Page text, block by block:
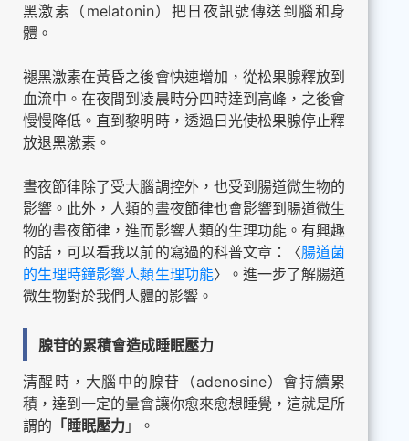
黑激素（melatonin）把日夜訊號傳送到腦和身
體。
褪黑激素在黃昏之後會快速增加，從松果腺釋放到
血流中。在夜間到凌晨時分四時達到高峰，之後會
慢慢降低。直到黎明時，透過日光使松果腺停止釋
放退黑激素。
晝夜節律除了受大腦調控外，也受到腸道微生物的
影響。此外，人類的晝夜節律也會影響到腸道微生
物的晝夜節律，進而影響人類的生理功能。有興趣
的話，可以看我以前的寫過的科普文章：〈腸道菌
的生理時鐘影響人類生理功能〉。進一步了解腸道
微生物對於我們人體的影響。
腺苷的累積會造成睡眠壓力
清醒時，大腦中的腺苷（adenosine）會持續累
積，達到一定的量會讓你愈來愈想睡覺，這就是所
謂的 「睡眠壓力 」。